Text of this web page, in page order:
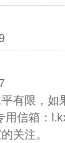
有限，
用信箱：
关注。